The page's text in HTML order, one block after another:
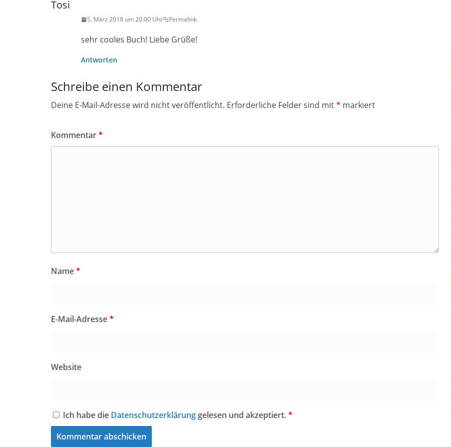
Tosi
5. März 2018 um 20:00 Uhr Permalink
sehr cooles Buch! Liebe Grüße!
Antworten
Schreibe einen Kommentar
Deine E-Mail-Adresse wird nicht veröffentlicht. Erforderliche Felder sind mit* markiert
Kommentar*
Name*
E-Mail-Adresse*
Website
Ich habe die Datenschutzerklärung gelesen und akzeptiert.*